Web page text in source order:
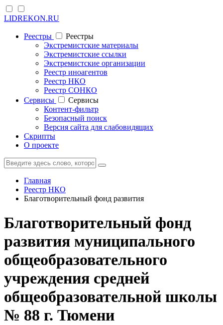
LIDREKON.RU
Реестры
Реестры
Экстремистские материалы
Экстремистские ссылки
Экстремистские организации
Реестр иноагентов
Реестр НКО
Реестр СОНКО
Cервисы
Cервисы
Контент-фильтр
Безопасный поиск
Версия сайта для слабовидящих
Скрипты
О проекте
Главная
Реестр НКО
Благотворительный фонд развития
Благотворительный фонд
развития муниципального
общеобразовательного
учреждения средней
общеобразовательной школы
№ 88 г. Тюмени